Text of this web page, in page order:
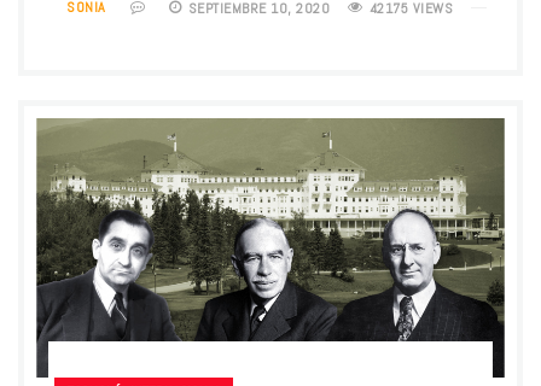
SONIA SEPTIEMBRE 10, 2020 42175 VIEWS